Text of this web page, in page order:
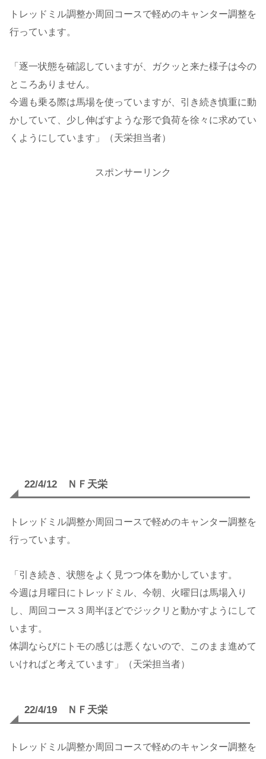
トレッドミル調整か周回コースで軽めのキャンター調整を
行っています。
「逐一状態を確認していますが、ガクッと来た様子は今の
ところありません。
今週も乗る際は馬場を使っていますが、引き続き慎重に動
かしていて、少し伸ばすような形で負荷を徐々に求めてい
くようにしています」（天栄担当者）
スポンサーリンク
22/4/12 ＮＦ天栄
トレッドミル調整か周回コースで軽めのキャンター調整を
行っています。
「引き続き、状態をよく見つつ体を動かしています。
今週は月曜日にトレッドミル、今朝、火曜日は馬場入り
し、周回コース３周半ほどでジックリと動かすようにして
います。
体調ならびにトモの感じは悪くないので、このまま進めて
いければと考えています」（天栄担当者）
22/4/19 ＮＦ天栄
トレッドミル調整か周回コースで軽めのキャンター調整を